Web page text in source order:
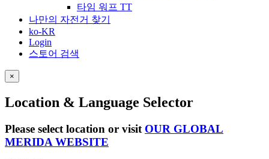
타임 워프 TT
나만의 자전거 찾기
ko-KR
Login
스토어 검색
×
Location & Language Selector
Please select location or visit OUR GLOBAL
MERIDA WEBSITE